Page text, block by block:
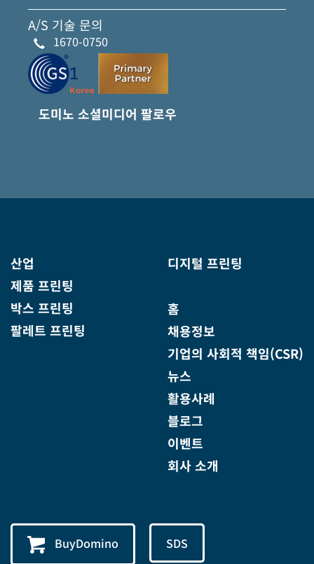
A/S 기술 문의
1670-0750
도미노 소셜미디어 팔로우
산업
제품 프린팅
박스 프린팅
팔레트 프린팅
디지털 프린팅
홈
채용정보
기업의 사회적 책임(CSR)
뉴스
활용사례
블로그
이벤트
회사 소개
BuyDomino SDS